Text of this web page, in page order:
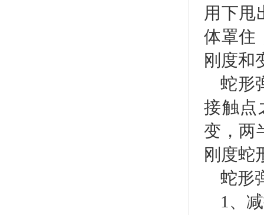
用下甩
体罩住
刚度和
蛇形
接触点
变，两
刚度蛇
蛇形
1、